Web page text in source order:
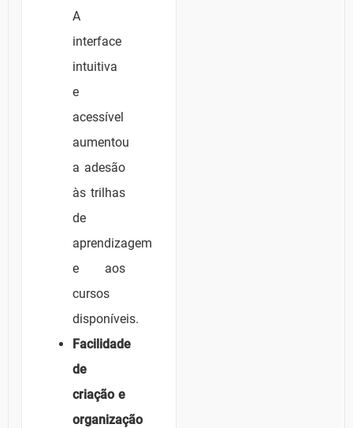
A
interface
intuitiva
e
acessível
aumentou
a adesão
às trilhas
de
aprendizagem
e aos
cursos
disponíveis.
Facilidade
de
criação e
organização